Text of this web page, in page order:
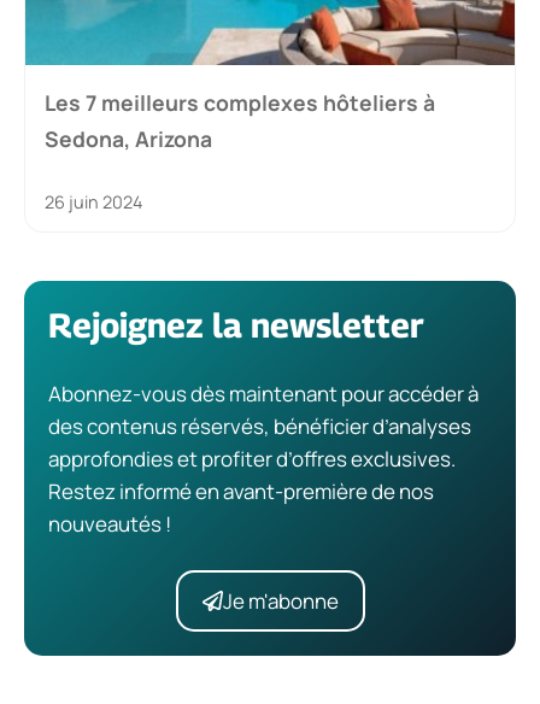
Les 7 meilleurs complexes hôteliers à
Sedona, Arizona
26 juin 2024
Rejoignez la newsletter
Abonnez-vous dès maintenant pour accéder à
des contenus réservés, bénéficier d’analyses
approfondies et profiter d’offres exclusives.
Restez informé en avant-première de nos
nouveautés !
Je m'abonne